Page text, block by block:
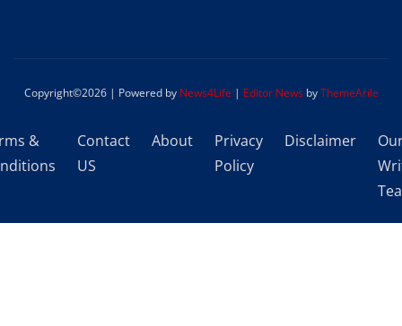
Copyright©2026 | Powered by News4Life | Editor NewsbyThemeArile
&
Contact
US
About
Privacy
Policy
Disclaimer